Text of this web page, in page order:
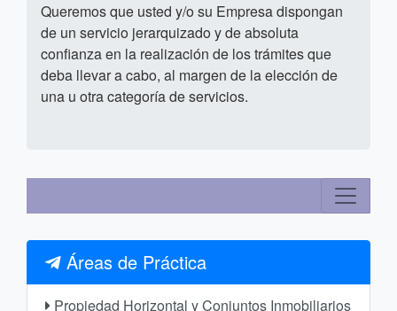
Queremos que usted y/o su Empresa dispongan
de un servicio jerarquizado y de absoluta
confianza en la realización de los trámites que
deba llevar a cabo, al margen de la elección de
una u otra categoría de servicios.
Áreas de Práctica
Propiedad Horizontal y Conjuntos Inmobiliarios